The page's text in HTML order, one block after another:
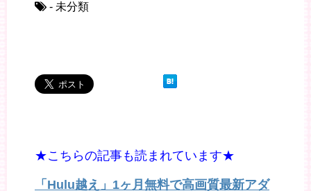
- 未分類
★こちらの記事も読まれています★
「Hulu越え」1ヶ月無料で高画質最新アダ